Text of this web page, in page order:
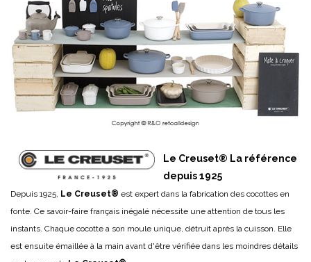
Le Creuset® La référence
depuis 1925
Depuis 1925, Le Creuset® est expert dans la fabrication des cocottes en
fonte. Ce savoir-faire français inégalé nécessite une attention de tous les
instants. Chaque cocotte a son moule unique, détruit après la cuisson. Elle
est ensuite émaillée à la main avant d'être vérifiée dans les moindres détails